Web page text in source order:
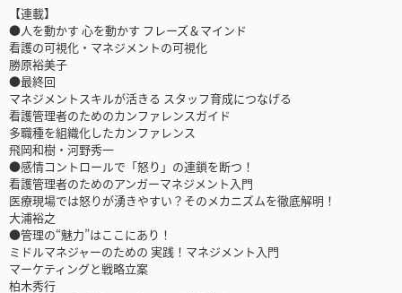
【連載】
●人を動かす 心を動かす フレーズ＆マインド
看護の可視化・マネジメントの可視化
勝原裕美子
●最終回
マネジメントスキルが活きる スタッフ育成につなげる
看護管理者のためのカンファレンスガイド
多職種を組織化したカンファレンス
飛岡和樹・河野秀一
●感情コントロールで「怒り」の連鎖を断つ！
看護管理者のためのアンガーマネジメント入門
医療現場では怒りが湧きやすい？そのメカニズムを徹底解明！
大浦裕之
●管理の“魅力”はここにあり！
ミドルマネジャーのための 実践！マネジメント入門
マーケティングと戦略立案
柏木秀行